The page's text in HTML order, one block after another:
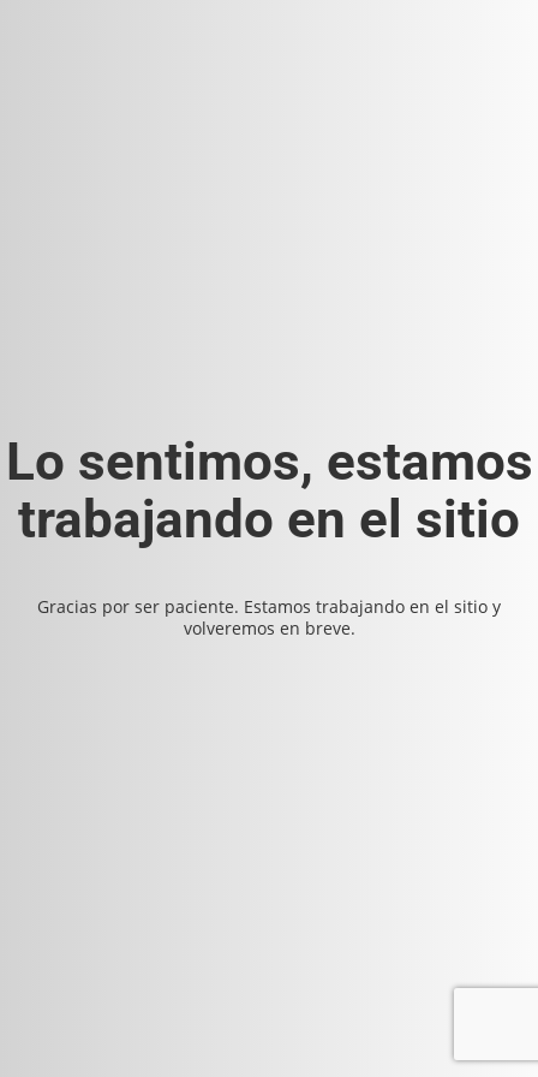
Lo sentimos, estamos
trabajando en el sitio
Gracias por ser paciente. Estamos trabajando en el sitio y
volveremos en breve.